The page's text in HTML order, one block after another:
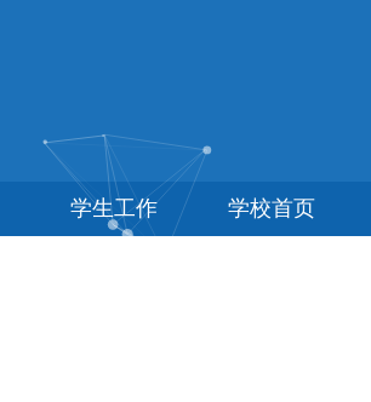
学生工作 学校首页